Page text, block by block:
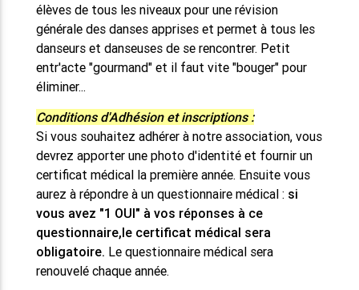
élèves de tous les niveaux pour une révision
générale des danses apprises et permet à tous les
danseurs et danseuses de se rencontrer. Petit
entr'acte "gourmand" et il faut vite "bouger" pour
éliminer...
Conditions d'Adhésion et inscriptions :
Si vous souhaitez adhérer à notre association, vous
devrez apporter une photo d'identité et fournir un
certificat médical la première année. Ensuite vous
aurez à répondre à un questionnaire médical : si
vous avez "1 OUI" à vos réponses à ce
questionnaire,le certificat médical sera
obligatoire. Le questionnaire médical sera
renouvelé chaque année.